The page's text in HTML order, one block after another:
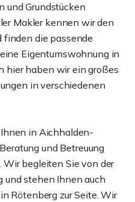
und Grundstücken
Makler kennen wir den
finden die passende
Eigentumswohnung in
hier haben wir ein großes
in verschiedenen
in Aichhalden-
und Betreuung
Wir begleiten Sie von der
und stehen Ihnen auch
Rötenberg zur Seite. Wir